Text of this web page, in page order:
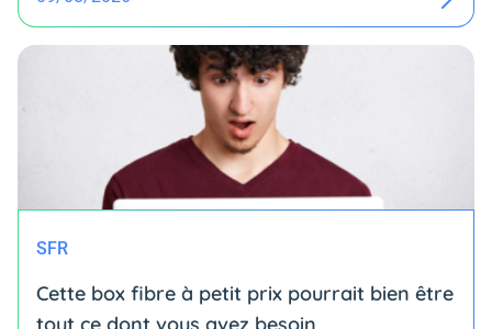
SFR
Cette box fibre à petit prix pourrait bien être